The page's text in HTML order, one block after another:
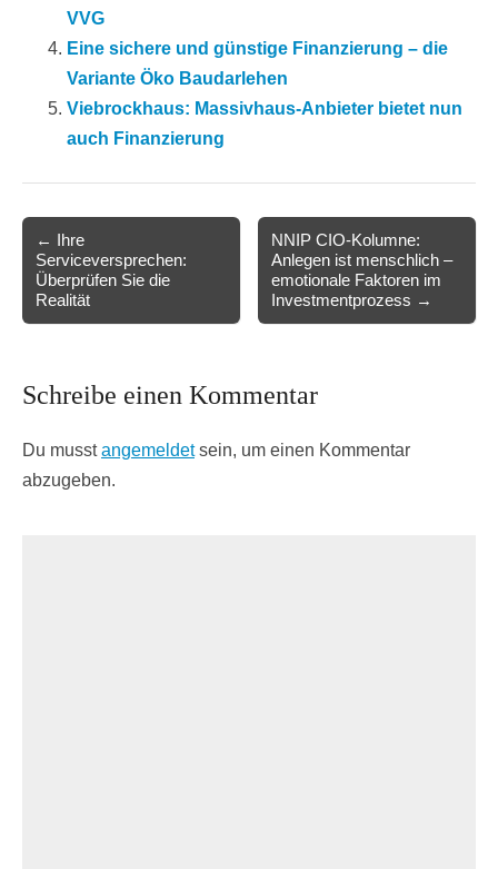
VVG
Eine sichere und günstige Finanzierung – die
Variante Öko Baudarlehen
Viebrockhaus: Massivhaus-Anbieter bietet nun
auch Finanzierung
navigation
← Ihre
Serviceversprechen:
Überprüfen Sie die
Realität
NNIP CIO-Kolumne:
Anlegen ist menschlich –
emotionale Faktoren im
Investmentprozess →
Schreibe einen Kommentar
Du musstangemeldetsein, um einen Kommentar
abzugeben.